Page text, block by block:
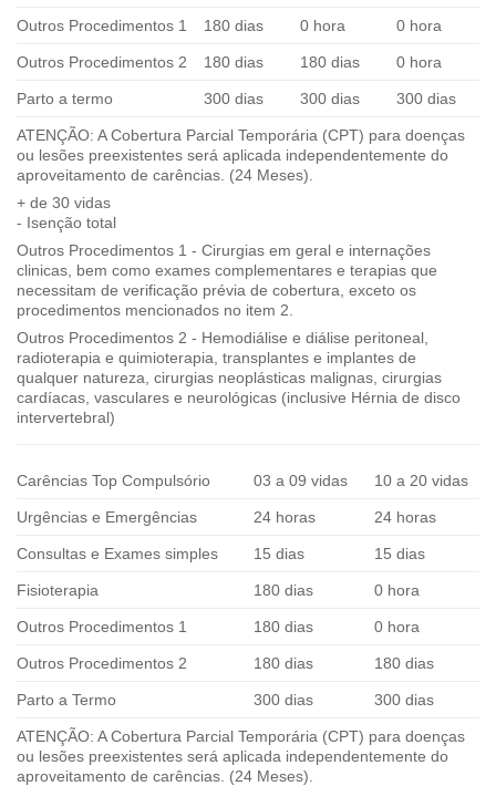
Outros Procedimentos 1 180 dias 0 hora 0 hora
Outros Procedimentos 2 180 dias 180 dias 0 hora
Parto a termo 300 dias 300 dias 300 dias
ATENÇÃO: A Cobertura Parcial Temporária (CPT) para doenças
ou lesões preexistentes será aplicada independentemente do
aproveitamento de carências. (24 Meses).
+ de 30 vidas
- Isenção total
Outros Procedimentos 1 - Cirurgias em geral e internações
clinicas, bem como exames complementares e terapias que
necessitam de verificação prévia de cobertura, exceto os
procedimentos mencionados no item 2.
Outros Procedimentos 2 - Hemodiálise e diálise peritoneal,
radioterapia e quimioterapia, transplantes e implantes de
qualquer natureza, cirurgias neoplásticas malignas, cirurgias
cardíacas, vasculares e neurológicas (inclusive Hérnia de disco
intervertebral)
Carências Top Compulsório 03 a 09 vidas 10 a 20 vidas
Urgências e Emergências 24 horas 24 horas
Consultas e Exames simples 15 dias 15 dias
Fisioterapia 180 dias 0 hora
Outros Procedimentos 1 180 dias 0 hora
Outros Procedimentos 2 180 dias 180 dias
Parto a Termo 300 dias 300 dias
ATENÇÃO: A Cobertura Parcial Temporária (CPT) para doenças
ou lesões preexistentes será aplicada independentemente do
aproveitamento de carências. (24 Meses).